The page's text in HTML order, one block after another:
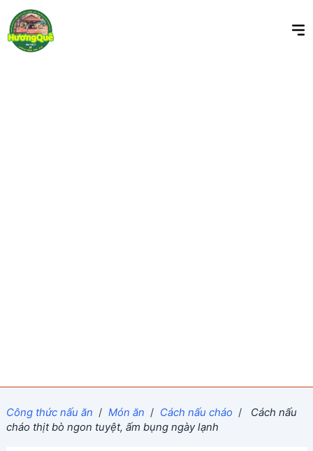
Công thức nấu ăn / Món ăn / Cách nấu cháo /
Cách nấu
cháo thịt bò ngon tuyệt, ấm bụng ngày lạnh